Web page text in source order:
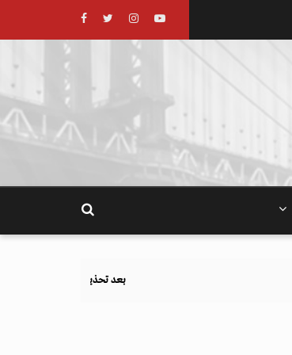
بعد تحذيرات أوروبية.. كيف يهدد نظام الغذاء والزراعة أهداف